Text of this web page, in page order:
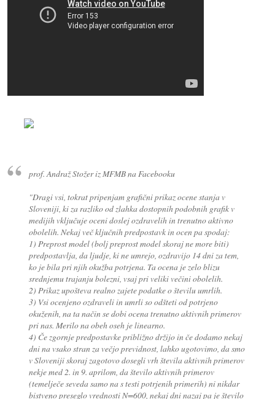
prof. Andraž Stožer iz MFMB na Facebooku
"Dragi vsi, tokrat pripenjam grafični prikaz ocene stanja v
Sloveniji, ki za razliko od zlahka dostopnih podobnih grafik v
medijih vključuje oceni doslej ozdravelih in trenutno aktivno
obolelih. Nekaj več ključnih predpostavk in ocen pa spodaj:
1) Preprost model (bolj preprost model skoraj ne more biti)
predpostavlja, da ljudje, ki ne umrejo, ozdravijo 14 dni za tem,
ko je bila pri njih okužba potrjena. Ta ocena je zelo blizu
srednjemu trajanju bolezni, vsaj pri veliki večini obolelih.
2) Prikaz upošteva realno zajete podatke o številu umrlih.
3) Vsi ocenjeno ozdraveli in umrli so odšteti od potrjeno
okuženih, na ta način se dobi ocena trenutno aktivnih primerov
pri nas. Merilo na obeh oseh je linearno.
4) Če zgornje predpostavke približno držijo in če dodamo nekaj
dni na vsako stran za večjo previdnost, lahko ugotovimo, da smo
v Sloveniji skoraj zagotovo dosegli vrh števila aktivnih primerov
nekje med 2. in 9. aprilom, da število aktivnih primerov
(temelječe seveda samo na s testi potrjenih primerih) ni nikdar
bistveno preseglo vrednosti N=600, nekaj dni nazaj pa je število